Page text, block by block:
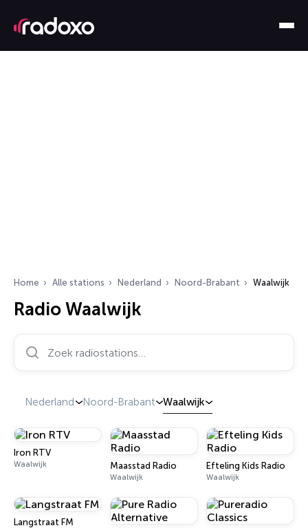
Home Alle stations Nederland Noord-Brabant Waalwijk
Radio Waalwijk
Zoek radiostations…
Nederland Noord-Brabant Waalwijk
Iron RTV
Waalwijk Maasstad Radio
Waalwijk
Efteling Kids Radio
Waalwijk
Langstraat FM